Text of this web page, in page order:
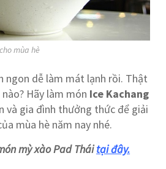
mùa hè
ngon dễ làm mát lạnh rồi. Thật
Hãy làm món Ice Kachang
và gia đình thưởng thức để giải
mùa hè năm nay nhé.
mỳ xào Pad Tháitại đây.